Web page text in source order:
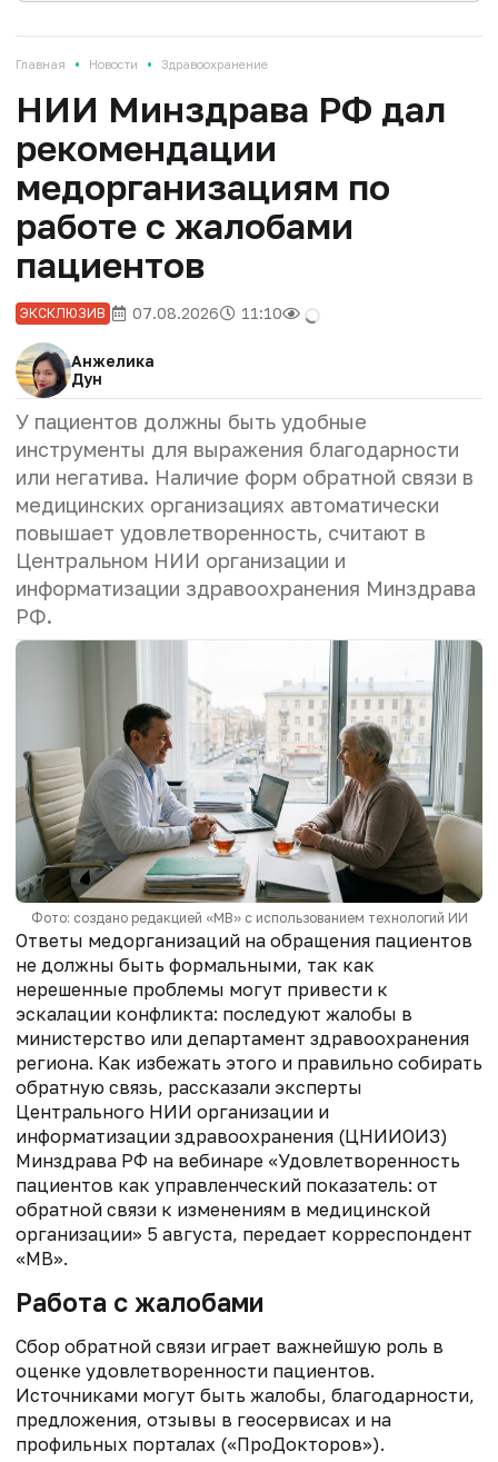
Главная • Новости • Здравоохранение
НИИ Минздрава РФ дал
рекомендации
медорганизациям по
работе с жалобами
пациентов
ЭКСКЛЮЗИВ 07.08.2026 11:10
Анжелика
Дун
У пациентов должны быть удобные
инструменты для выражения благодарности
или негатива. Наличие форм обратной связи в
медицинских организациях автоматически
повышает удовлетворенность, считают в
Центральном НИИ организации и
информатизации здравоохранения Минздрава
РФ.
Фото: создано редакцией «МВ» с использованием технологий ИИ
Ответы медорганизаций на обращения пациентов
не должны быть формальными, так как
нерешенные проблемы могут привести к
эскалации конфликта: последуют жалобы в
министерство или департамент здравоохранения
региона. Как избежать этого и правильно собирать
обратную связь, рассказали эксперты
Центрального НИИ организации и
информатизации здравоохранения (ЦНИИОИЗ)
Минздрава РФ на вебинаре «Удовлетворенность
пациентов как управленческий показатель: от
обратной связи к изменениям в медицинской
организации» 5 августа, передает корреспондент
«МВ».
Работа с жалобами
Сбор обратной связи играет важнейшую роль в
оценке удовлетворенности пациентов.
Источниками могут быть жалобы, благодарности,
предложения, отзывы в геосервисах и на
профильных порталах («ПроДокторов»).